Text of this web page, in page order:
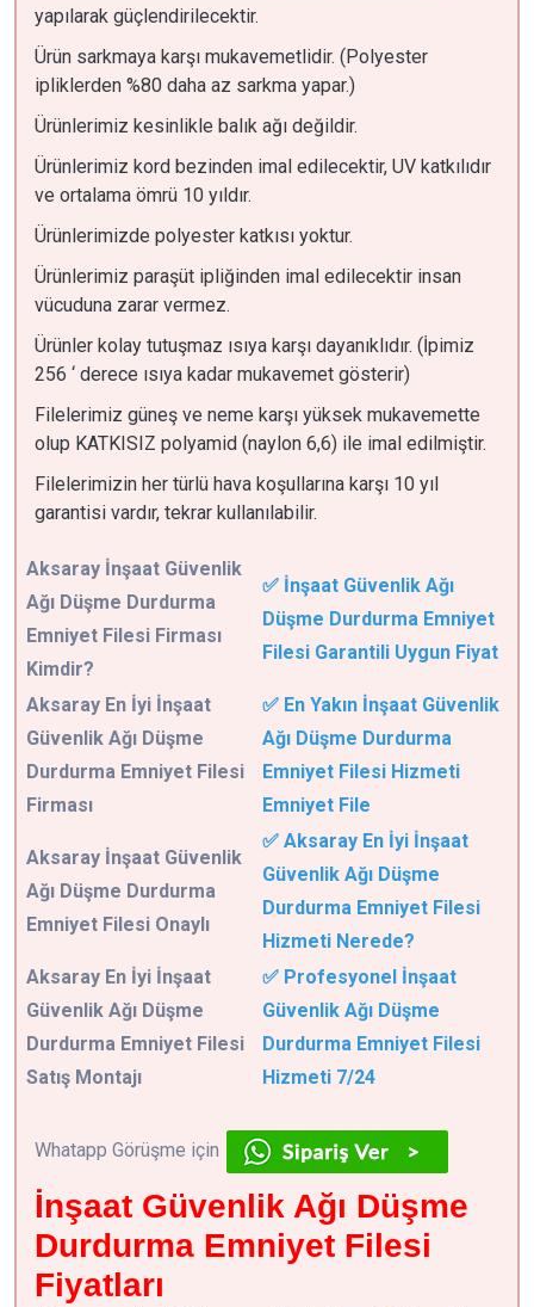
yapılarak güçlendirilecektir.
Ürün sarkmaya karşı mukavemetlidir. (Polyester
ipliklerden %80 daha az sarkma yapar.)
Ürünlerimiz kesinlikle balık ağı değildir.
Ürünlerimiz kord bezinden imal edilecektir, UV katkılıdır
ve ortalama ömrü 10 yıldır.
Ürünlerimizde polyester katkısı yoktur.
Ürünlerimiz paraşüt ipliğinden imal edilecektir insan
vücuduna zarar vermez.
Ürünler kolay tutuşmaz ısıya karşı dayanıklıdır. (İpimiz
256 ‘ derece ısıya kadar mukavemet gösterir)
Filelerimiz güneş ve neme karşı yüksek mukavemette
olup KATKISIZ polyamid (naylon 6,6) ile imal edilmiştir.
Filelerimizin her türlü hava koşullarına karşı 10 yıl
garantisi vardır, tekrar kullanılabilir.
Aksaray İnşaat Güvenlik
Ağı Düşme Durdurma
Emniyet Filesi Firması
Kimdir?
✅ İnşaat Güvenlik Ağı
Düşme Durdurma Emniyet
Filesi Garantili Uygun Fiyat
Aksaray En İyi İnşaat
Güvenlik Ağı Düşme
Durdurma Emniyet Filesi
Firması
✅ En Yakın İnşaat Güvenlik
Ağı Düşme Durdurma
Emniyet Filesi Hizmeti
Emniyet File
Aksaray İnşaat Güvenlik
Ağı Düşme Durdurma
Emniyet Filesi Onaylı
✅ Aksaray En İyi İnşaat
Güvenlik Ağı Düşme
Durdurma Emniyet Filesi
Hizmeti Nerede?
Aksaray En İyi İnşaat
Güvenlik Ağı Düşme
Durdurma Emniyet Filesi
Satış Montajı
✅ Profesyonel İnşaat
Güvenlik Ağı Düşme
Durdurma Emniyet Filesi
Hizmeti 7/24
Whatapp Görüşme için
İnşaat Güvenlik Ağı Düşme
Durdurma Emniyet Filesi
Fiyatları